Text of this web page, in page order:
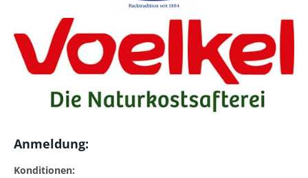
Anmeldung:
Konditionen: